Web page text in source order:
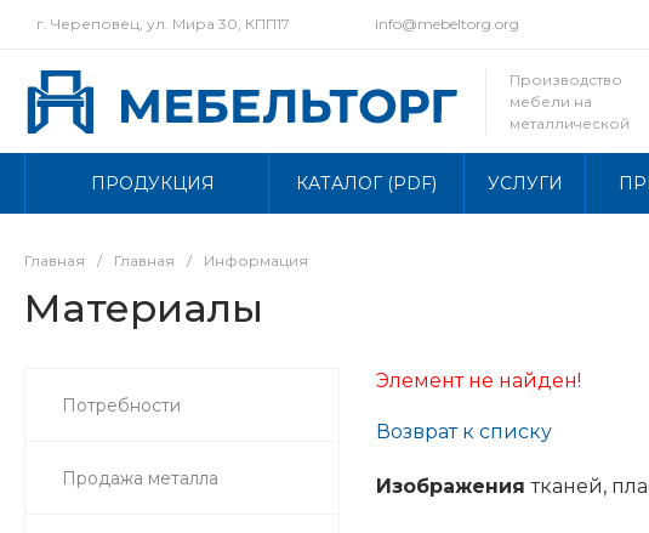
г. Череповец, ул. Мира 30, КПП17 info@mebeltorg.org
Производство
мебели на
металлической
ПРОДУКЦИЯ КАТАЛОГ (PDF) УСЛУГИ
Главная / Главная / Информация
Материалы
Потребности
Продажа металла
Элемент не найден!
Возврат к списку
Изображениятканей,